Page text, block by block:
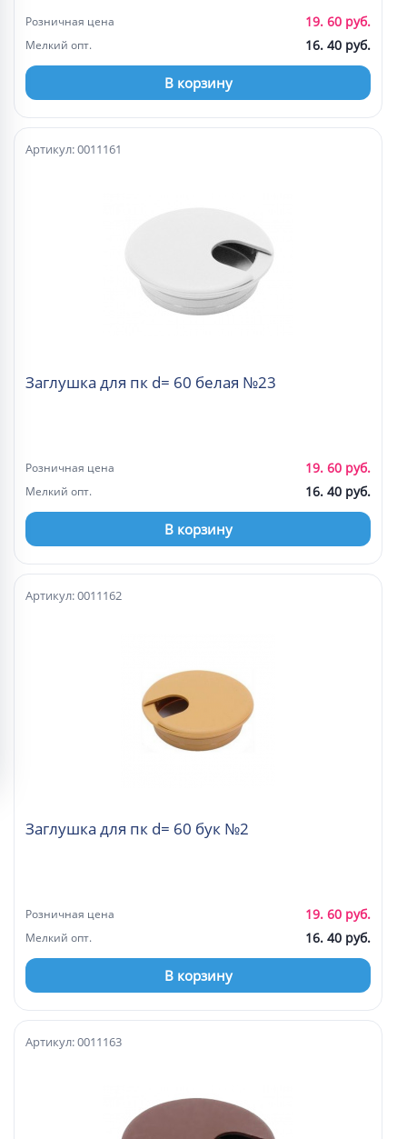
Розничная цена 19. 60 руб.
Мелкий опт. 16. 40 руб.
В корзину
Заглушка для пк d= 60 белая №23
Артикул: 0011161
Розничная цена 19. 60 руб.
Мелкий опт. 16. 40 руб.
В корзину
Заглушка для пк d= 60 бук №2
Артикул: 0011162
Розничная цена 19. 60 руб.
Мелкий опт. 16. 40 руб.
В корзину
Артикул: 0011163